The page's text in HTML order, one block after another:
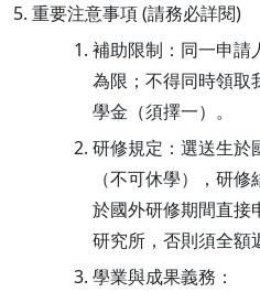
5. 重要注意事項 (請務必詳閱)
補助限制：同一申請
為限；不得同時領取
學金（須擇一）。
研修規定：選送生於
（不可休學），研
於國外研修期間直接
研究所，否則須全額
學業與成果義務：